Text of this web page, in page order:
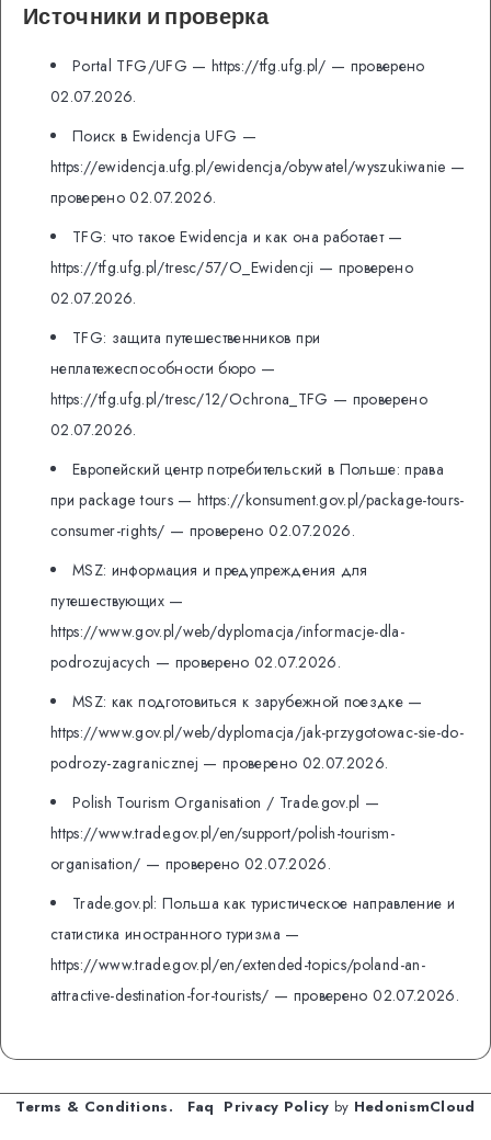
Источники и проверка
Portal TFG/UFG — https://tfg.ufg.pl/ — проверено
02.07.2026.
Поиск в Ewidencja UFG —
https://ewidencja.ufg.pl/ewidencja/obywatel/wyszukiwanie —
проверено 02.07.2026.
TFG: что такое Ewidencja и как она работает —
https://tfg.ufg.pl/tresc/57/O_Ewidencji — проверено
02.07.2026.
TFG: защита путешественников при
неплатежеспособности бюро —
https://tfg.ufg.pl/tresc/12/Ochrona_TFG — проверено
02.07.2026.
Европейский центр потребительский в Польше: права
при package tours — https://konsument.gov.pl/package-tours-
consumer-rights/ — проверено 02.07.2026.
MSZ: информация и предупреждения для
путешествующих —
https://www.gov.pl/web/dyplomacja/informacje-dla-
podrozujacych — проверено 02.07.2026.
MSZ: как подготовиться к зарубежной поездке —
https://www.gov.pl/web/dyplomacja/jak-przygotowac-sie-do-
podrozy-zagranicznej — проверено 02.07.2026.
Polish Tourism Organisation / Trade.gov.pl —
https://www.trade.gov.pl/en/support/polish-tourism-
organisation/ — проверено 02.07.2026.
Trade.gov.pl: Польша как туристическое направление и
статистика иностранного туризма —
https://www.trade.gov.pl/en/extended-topics/poland-an-
attractive-destination-for-tourists/ — проверено 02.07.2026.
Terms & Conditions. Faq Privacy Policy by HedonismCloud